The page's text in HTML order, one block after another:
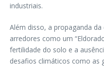
industriais.
Além disso, a propaganda
arredores como um
fertilidade do solo e a
desafios climáticos como as